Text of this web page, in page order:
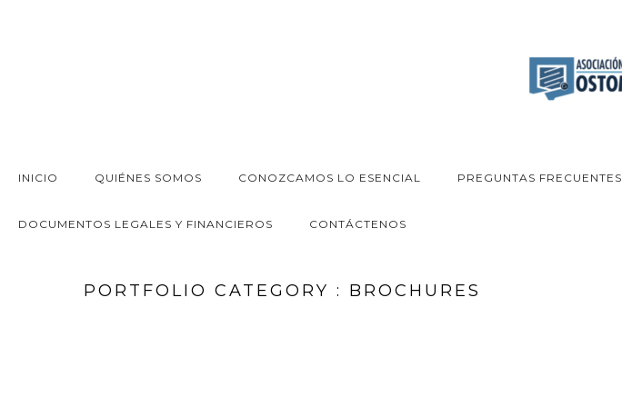
INICIO QUIÉNES SOMOS CONOZCAMOS LO ESENCIAL PREGUNTAS FRECUENTES
DOCUMENTOS LEGALES Y FINANCIEROS CONTÁCTENOS
PORTFOLIO CATEGORY : BROCHURES